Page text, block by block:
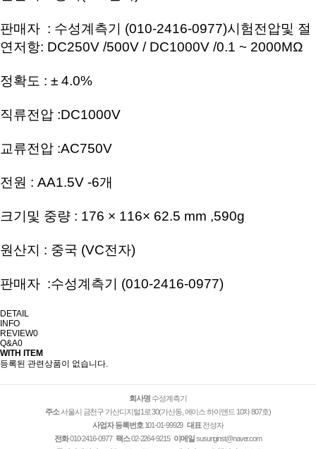
판매자 : 수성계측기 (010-2416-0977)시험전압및 절
연저항: DC250V /500V / DC1000V /0.1 ~ 2000MΩ
정확도 : ± 4.0%
직류전압 :DC1000V
교류전압 :AC750V
전원 : AA1.5V -6개
크기및 중량 : 176 × 116× 62.5 mm ,590g
원산지 : 중국 (VC전자)
판매자 :수성계측기 (010-2416-0977)​
DETAIL
INFO
REVIEW0
Q&A0
WITH ITEM
등록된 관련상품이 없습니다.
회사명 수성계측기
주소서울시 금천구 가산디지털1로 30(가산동, 에이스 하이앤드 10차 807호)
사업자 등록번호101-01-99929 대표전성자
전화010-2416-0977 팩스02-2264-9215 이메일susunginst@naver.com